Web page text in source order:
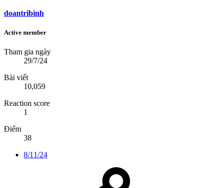
doantribinh
Active member
Tham gia ngày
29/7/24
Bài viết
10,059
Reaction score
1
Điểm
38
8/11/24